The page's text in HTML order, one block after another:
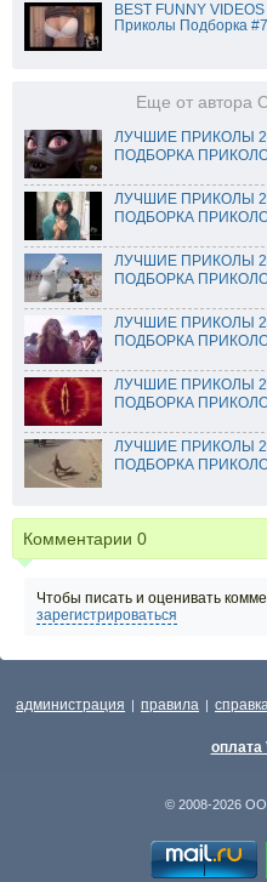
BEST FUNNY
Приколы Подборка #7
Еще от автора
ЛУЧШИЕ ПРИКОЛЫ
ПОДБОРКА
ЛУЧШИЕ ПРИКОЛЫ
ПОДБОРКА
ЛУЧШИЕ ПРИКОЛЫ
ПОДБОРКА
ЛУЧШИЕ ПРИКОЛЫ
ПОДБОРКА
ЛУЧШИЕ ПРИКОЛЫ
ПОДБОРКА
ЛУЧШИЕ ПРИКОЛЫ
ПОДБОРКА
Комментарии 0
Чтобы писать и оценивать
зарегистрироваться
администрация | правила |
оплата
© 2008-2026